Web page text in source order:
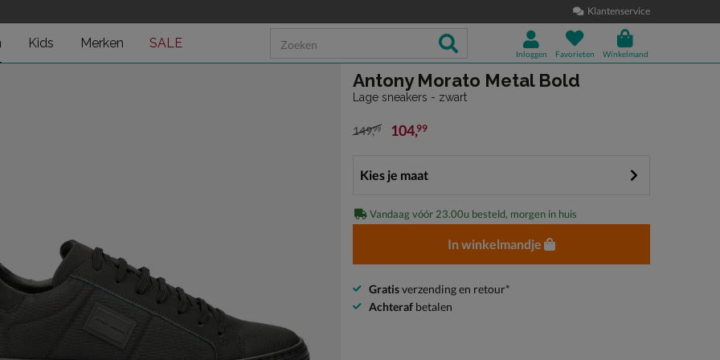
Klantenservice
Kids Merken SALE
Inloggen Favorieten Winkelmand
Antony Morato Metal Bold
Lage sneakers - zwart
van € 149,99 voor € 104,99
149,99 104,99
Kies je maat
Vandaag vóór 23.00u besteld, morgen in huis
In winkelmandje
Gratisverzending en retour*
Achteraf betalen